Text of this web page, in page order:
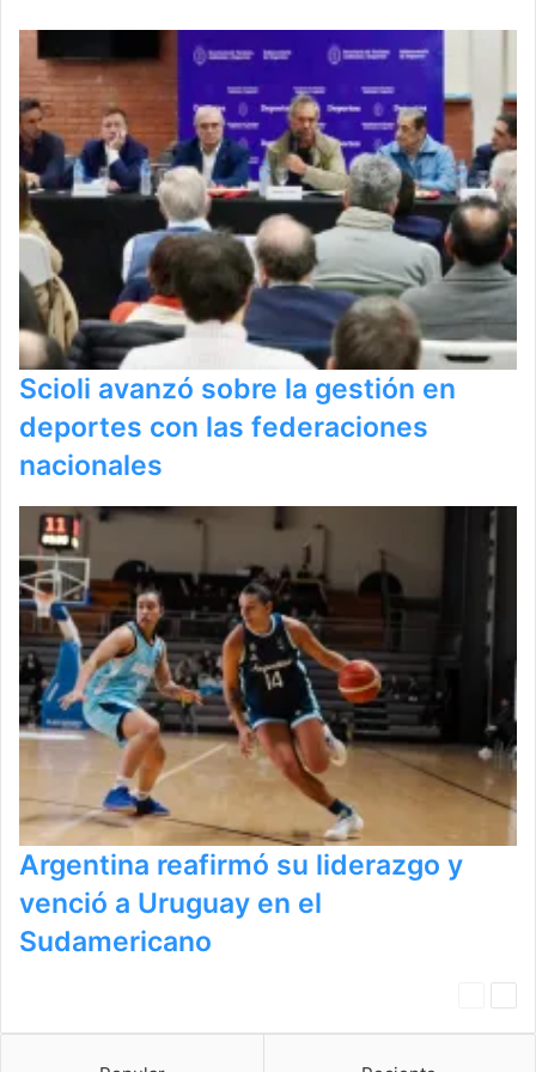
Scioli avanzó sobre la gestión en
deportes con las federaciones
nacionales
Argentina reafirmó su liderazgo y
venció a Uruguay en el
Sudamericano